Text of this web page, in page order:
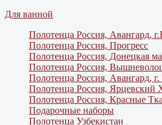
Для ванной
Полотенца Россия, Авангард,
Полотенца Россия, Прогресс
Полотенца Россия, Донецкая
Полотенца Россия,
Полотенца Россия, Авангард,
Полотенца Россия, Ярцевский
Полотенца Россия, Красные
Подарочные наборы
Полотенца Узбекистан